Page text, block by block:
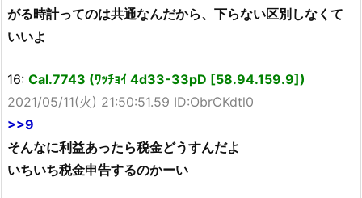
がる時計ってのは共通なんだから、下らない区別しなくて
いいよ
16: Cal.7743 (ﾜｯﾁｮｲ 4d33-33pD [58.94.159.9])
2021/05/11(火) 21:50:51.59 ID:ObrCKdtl0
>>9
そんなに利益あったら税金どうすんだよ
いちいち税金申告するのかーい